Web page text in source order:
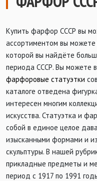
Купить фарфор СССР вы
ассортиментом вы
которой вы найдёте
периода СССР. Вы можете
фарфоровые статуэтки
каталоге отведена
интересен многим
искусства. Статуэтка и
собой в единое целое
изысканными формами и
скульптуры. В нашей
прикладные предметы и
период с 1917 по 1991